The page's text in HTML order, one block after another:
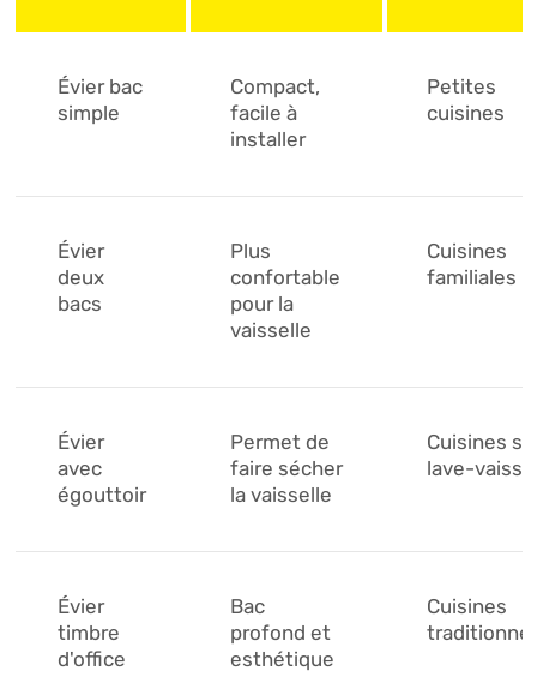
Évier bac
simple
Compact,
facile à
installer
Petites
cuisines
Évier
deux
bacs
Plus
confortable
pour la
vaisselle
Cuisines
familiales
Évier
avec
égouttoir
Permet de
faire sécher
la vaisselle
Cuisines
lave-
Évier
timbre
d'office
Bac
profond et
esthétique
Cuisines